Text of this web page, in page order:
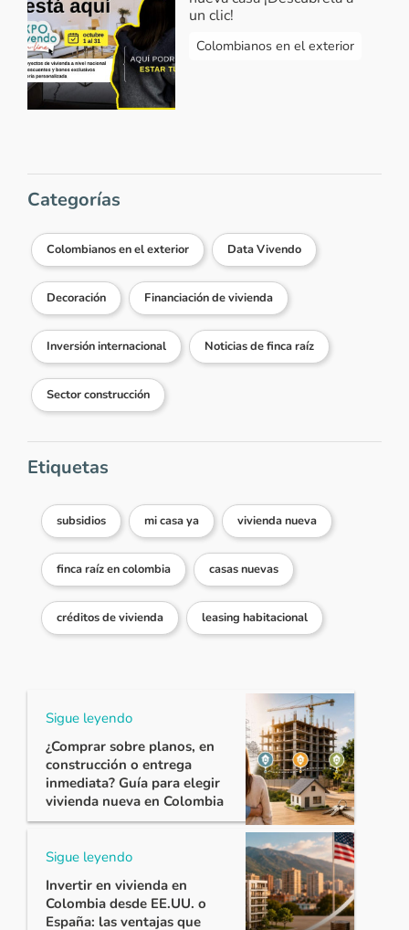
un clic!
Colombianos en el exterior
Categorías
Colombianos en el exterior Data Vivendo
Decoración Financiación de vivienda
Inversión internacional Noticias de finca raíz
Sector construcción
Etiquetas
subsidios mi casa ya vivienda nueva
finca raíz en colombia casas nuevas
créditos de vivienda leasing habitacional
Sigue leyendo
¿Comprar sobre planos, en
construcción o entrega
inmediata? Guía para elegir
vivienda nueva en Colombia
Sigue leyendo
Invertir en vivienda en
Colombia desde EE.UU. o
España: las ventajas que